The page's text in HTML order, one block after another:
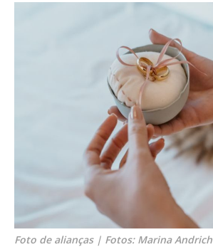
Foto de alianças | Fotos: Marina Andrich